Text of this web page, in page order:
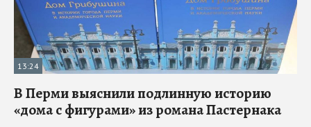
13:24
В Перми выяснили подлинную историю
«дома с фигурами» из романа Пастернака